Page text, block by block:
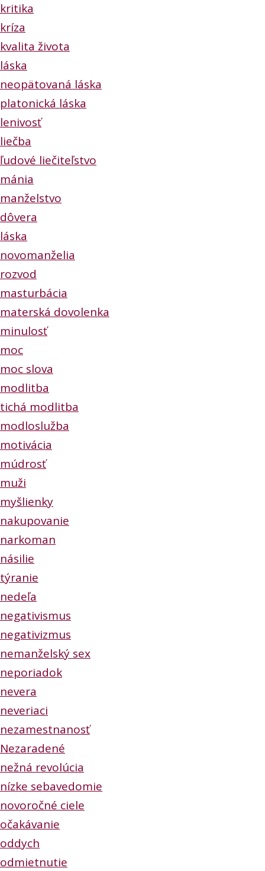
kritika
kríza
kvalita života
láska
neopätovaná láska
platonická láska
lenivosť
liečba
ľudové liečiteľstvo
mánia
manželstvo
dôvera
láska
novomanželia
rozvod
masturbácia
materská dovolenka
minulosť
moc
moc slova
modlitba
tichá modlitba
modloslužba
motivácia
múdrosť
muži
myšlienky
nakupovanie
narkoman
násilie
týranie
nedeľa
negativismus
negativizmus
nemanželský sex
neporiadok
nevera
neveriaci
nezamestnanosť
Nezaradené
nežná revolúcia
nízke sebavedomie
novoročné ciele
očakávanie
oddych
odmietnutie